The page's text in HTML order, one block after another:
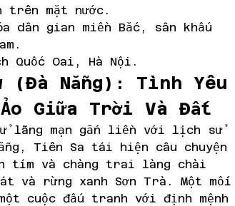
trên mặt nước.
dân gian miền Bắc, sân khấu
Quốc Oai, Hà Nội.
(Đà Nẵng): Tình Yêu
Giữa Trời Và Đất
lãng mạn gắn liền với lịch sử
Tiên Sa tái hiện câu chuyện
tím và chàng trai làng chài
và rừng xanh Sơn Trà. Một mối
cuộc đấu tranh với định mệnh